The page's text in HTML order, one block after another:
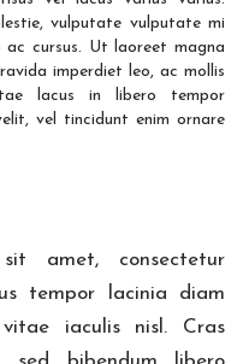
vulputate vulputate mi
cursus. Ut laoreet magna
imperdiet leo, ac mollis
lacus in libero tempor
vel tincidunt enim ornare
amet, consectetur
tempor lacinia diam
iaculis nisl. Cras